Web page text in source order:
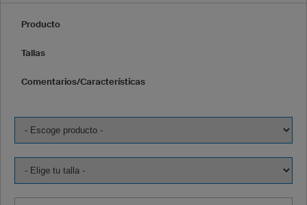
Producto
Tallas
Comentarios/Características